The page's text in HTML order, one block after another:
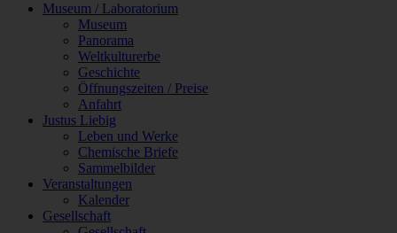
Museum / Laboratorium
Museum
Panorama
Weltkulturerbe
Geschichte
Öffnungszeiten / Preise
Anfahrt
Justus Liebig
Leben und Werke
Chemische Briefe
Sammelbilder
Veranstaltungen
Kalender
Gesellschaft